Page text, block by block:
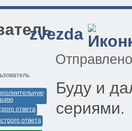
zvezda
Буду и
сериями.